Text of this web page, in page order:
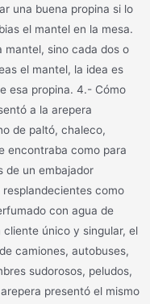
una buena propina si lo
el mantel en la mesa.
mantel, sino cada dos o
el mantel, la idea es
esa propina. 4.- Cómo
a la arepera
de paltó, chaleco,
encontraba como para
de un embajador
como
con agua de
único y singular, el
camiones, autobuses,
sudorosos, peludos,
presentó el mismo